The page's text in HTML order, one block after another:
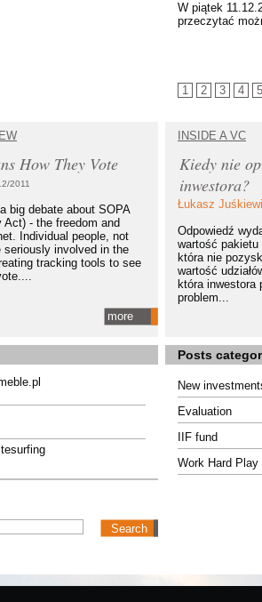
W piątek
przeczytać
1 2 3 4 5
How They Vote
2011
big debate about SOPA
- the freedom and
Individual people, not
involved in the
tracking tools to see
more
INSIDE A VC
Kiedy nie
inwestora?
Łukasz
Odpowiedź
wartość pakietu
która nie
wartość
która inwestora
problem...
Posts
New
Evaluation
IIF fund
Work Hard Play